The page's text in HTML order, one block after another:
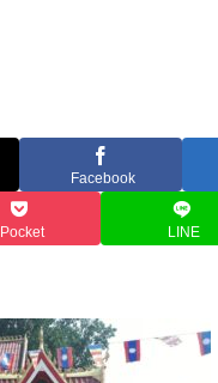
Facebook
Pocket LINE